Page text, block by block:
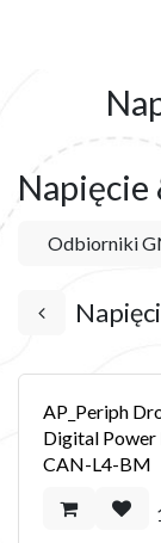
Napięcie
Odbiorniki
AP_Periph
Digital
CAN-L4-BM